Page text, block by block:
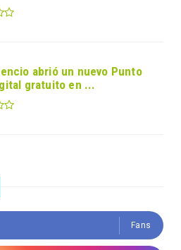
abrió un nuevo Punto
gratuito en ...
Fans